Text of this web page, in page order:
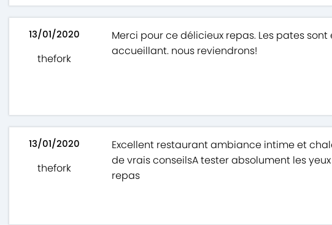
13/01/2020
thefork
Merci pour ce délicieux repas. Les pates sont
accueillant. nous reviendrons!
13/01/2020
thefork
Excellent restaurant ambiance intime et
de vrais conseilsA tester absolument les
repas